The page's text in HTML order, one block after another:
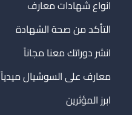
انواع شهادات معارف
التأكد من صحة الشهادة
انشر دوراتك معنا مجاناً
معارف على السوشيال ميدياً
ابرز المؤثرين